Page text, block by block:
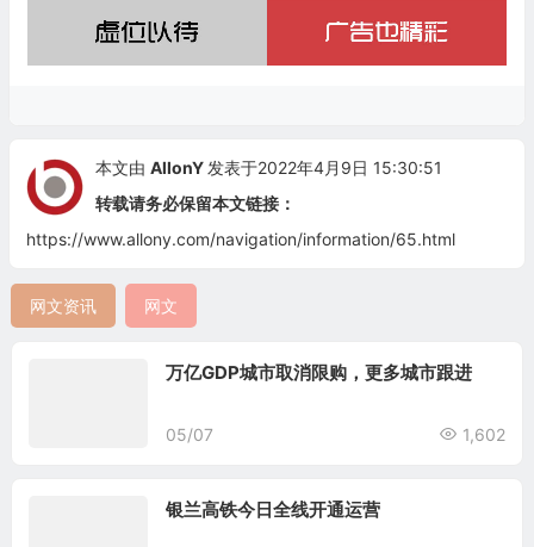
本文由 AllonY 发表于2022年4月9日 15:30:51
转载请务必保留本文链接：
https://www.allony.com/navigation/information/65.html
网文资讯 网文
万亿GDP城市取消限购，更多城市跟进
05/07 1,602
银兰高铁今日全线开通运营